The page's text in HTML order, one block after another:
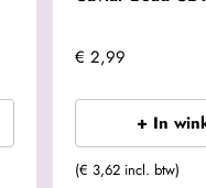
€ 2,99
+ In
(€ 3,62 incl. btw)